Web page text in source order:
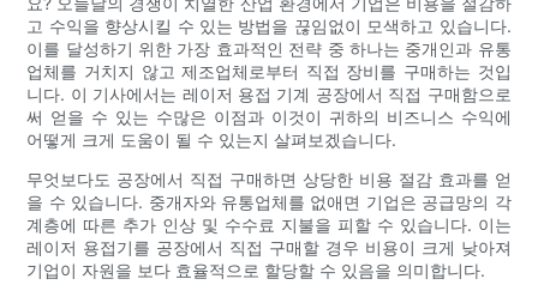
고 수익을 향상시킬 수 있는 방법을 끊임없이 모색하고 있습니다.
이를 달성하기 위한 가장 효과적인 전략 중 하나는 중개인과 유통
업체를 거치지 않고 제조업체로부터 직접 장비를 구매하는 것입
니다. 이 기사에서는 레이저 용접 기계 공장에서 직접 구매함으로
써 얻을 수 있는 수많은 이점과 이것이 귀하의 비즈니스 수익에
어떻게 크게 도움이 될 수 있는지 살펴보겠습니다.
무엇보다도 공장에서 직접 구매하면 상당한 비용 절감 효과를 얻
을 수 있습니다. 중개자와 유통업체를 없애면 기업은 공급망의 각
계층에 따른 추가 인상 및 수수료 지불을 피할 수 있습니다. 이는
레이저 용접기를 공장에서 직접 구매할 경우 비용이 크게 낮아져
기업이 자원을 보다 효율적으로 할당할 수 있음을 의미합니다.